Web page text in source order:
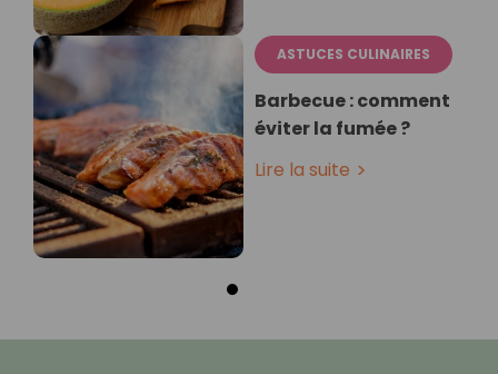
ASTUCES CULINAIRES
Barbecue : comment
éviter la fumée ?
Lire la suite